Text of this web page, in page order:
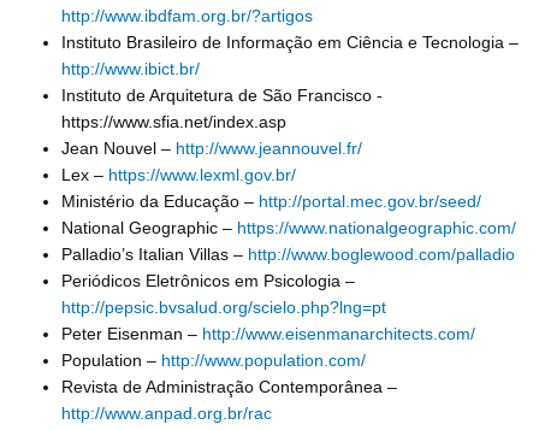
http://www.ibdfam.org.br/?artigos
Instituto Brasileiro de Informação em Ciência e Tecnologia –
http://www.ibict.br/
Instituto de Arquitetura de São Francisco -
https://www.sfia.net/index.asp
Jean Nouvel – http://www.jeannouvel.fr/
Lex – https://www.lexml.gov.br/
Ministério da Educação – http://portal.mec.gov.br/seed/
National Geographic – https://www.nationalgeographic.com/
Palladio’s Italian Villas – http://www.boglewood.com/palladio
Periódicos Eletrônicos em Psicologia –
http://pepsic.bvsalud.org/scielo.php?lng=pt
Peter Eisenman – http://www.eisenmanarchitects.com/
Population – http://www.population.com/
Revista de Administração Contemporânea –
http://www.anpad.org.br/rac